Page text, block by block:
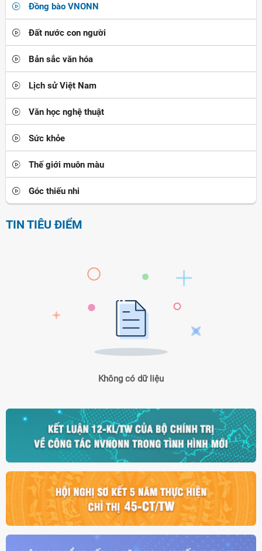
Đồng bào VNONN
Đất nước con người
Bản sắc văn hóa
Lịch sử Việt Nam
Văn học nghệ thuật
Sức khỏe
Thế giới muôn màu
Góc thiếu nhi
TIN TIÊU ĐIỂM
Không có dữ liệu